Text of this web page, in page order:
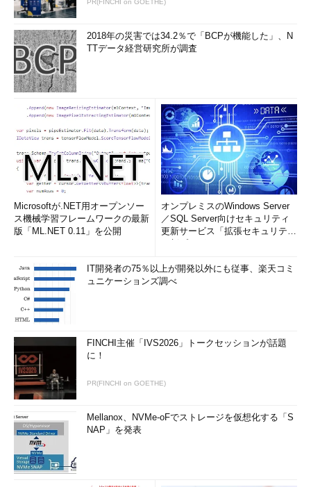
PR(FINCHI on GOETHE)
2018年の災害では34.2％で「BCPが機能した」、N
TTデータ経営研究所が調査
Microsoftが.NET用オープンソー
ス機械学習フレームワークの最新
版「ML.NET 0.11」を公開
オンプレミスのWindows Server
／SQL Server向けセキュリティ
更新サービス「拡張セキュリティ
IT開発者の75％以上が開発以外にも従事、楽天コミ
ュニケーションズ調べ
FINCHI主催「IVS2026」トークセッションが話題
に！
PR(FINCHI on GOETHE)
Mellanox、NVMe-oFでストレージを仮想化する「S
NAP」を発表